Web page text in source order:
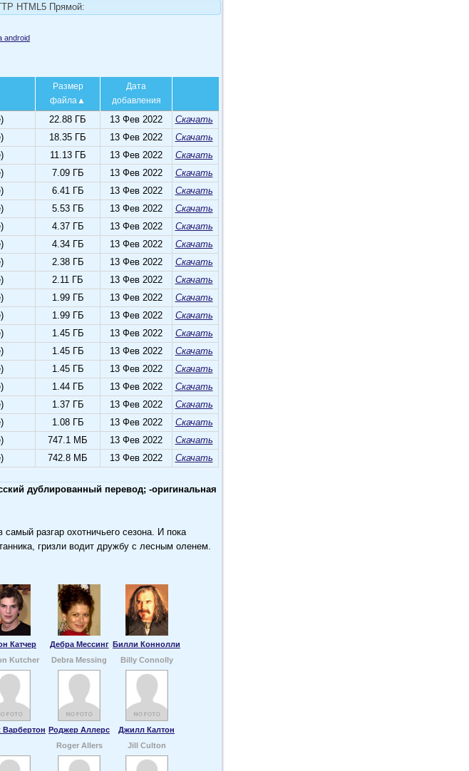
HTML5 Прямой:
android
Размер
файла
Дата
добавления
22.88 ГБ 13 Фев 2022
Скачать
18.35 ГБ 13 Фев 2022
Скачать
11.13 ГБ 13 Фев 2022
Скачать
7.09 ГБ 13 Фев 2022
Скачать
6.41 ГБ 13 Фев 2022
Скачать
5.53 ГБ 13 Фев 2022
Скачать
4.37 ГБ 13 Фев 2022
Скачать
4.34 ГБ 13 Фев 2022
Скачать
2.38 ГБ 13 Фев 2022
Скачать
2.11 ГБ 13 Фев 2022
Скачать
1.99 ГБ 13 Фев 2022
Скачать
1.99 ГБ 13 Фев 2022
Скачать
1.45 ГБ 13 Фев 2022
Скачать
1.45 ГБ 13 Фев 2022
Скачать
1.45 ГБ 13 Фев 2022
Скачать
1.44 ГБ 13 Фев 2022
Скачать
1.37 ГБ 13 Фев 2022
Скачать
1.08 ГБ 13 Фев 2022
Скачать
747.1 МБ 13 Фев 2022
Скачать
742.8 МБ 13 Фев 2022
Скачать
дублированный перевод; -оригинальная
разгар охотничьего сезона. И пока
гризли водит дружбу с лесным оленем.
Катчер Дебра Мессинг Билли Коннолли
Kutcher Debra Messing Billy Connolly
Варбертон Роджер Аллерс
Джилл Калтон
Roger Allers Jill Culton